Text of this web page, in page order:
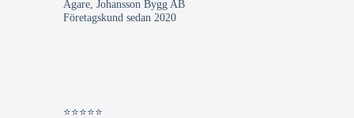
Ägare, Johansson Bygg AB
Företagskund sedan 2020
⭐⭐⭐⭐⭐